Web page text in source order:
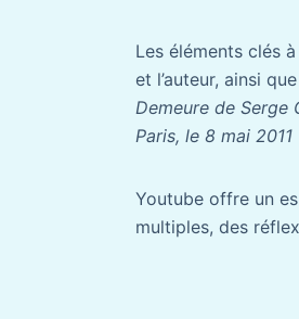
Les éléments clés
et l’auteur, ainsi
Demeure de Serge
Paris, le 8 mai 2011
Youtube offre un
multiples, des